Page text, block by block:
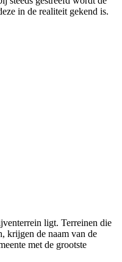
in de realiteit gekend is.
ligt. Terreinen die
krijgen de naam van de
met de grootste